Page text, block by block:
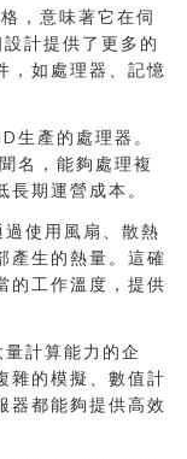
，意味著它在伺
計提供了更多的
，如處理器、記憶
生產的處理器。
名，能夠處理複
期運營成本。
使用風扇、散熱
產生的熱量。這確
的工作溫度，提供
計算能力的企
雜的模擬、數值計
器都能夠提供高效